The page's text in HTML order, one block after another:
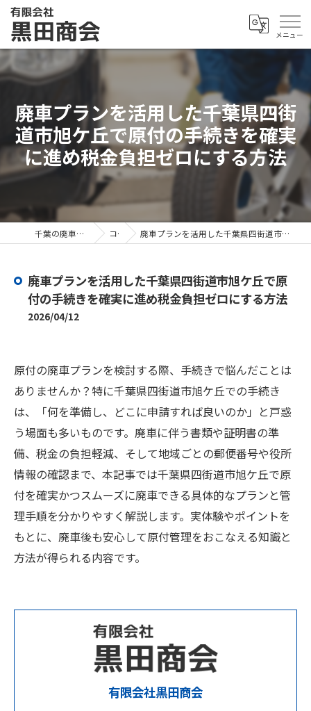
廃車プランを活用した千葉県四街
道市旭ケ丘で原付の手続きを確実
に進め税金負担ゼロにする方法
千葉の廃車なら有限会社黒田商会 コラム 廃車プランを活用した千葉県四街道市旭ケ丘で原付の手続きを確実に進め税金負担ゼロにする方法
廃車プランを活用した千葉県四街道市旭ケ丘で原
付の手続きを確実に進め税金負担ゼロにする方法
2026/04/12
原付の廃車プランを検討する際、手続きで悩んだことは
ありませんか？特に千葉県四街道市旭ケ丘での手続き
は、「何を準備し、どこに申請すれば良いのか」と戸惑
う場面も多いものです。廃車に伴う書類や証明書の準
備、税金の負担軽減、そして地域ごとの郵便番号や役所
情報の確認まで、本記事では千葉県四街道市旭ケ丘で原
付を確実かつスムーズに廃車できる具体的なプランと管
理手順を分かりやすく解説します。実体験やポイントを
もとに、廃車後も安心して原付管理をおこなえる知識と
方法が得られる内容です。
有限会社黒田商会